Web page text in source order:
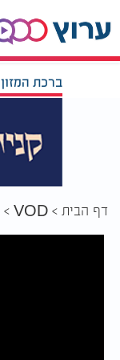
ברכת המזון
דף הבית VOD